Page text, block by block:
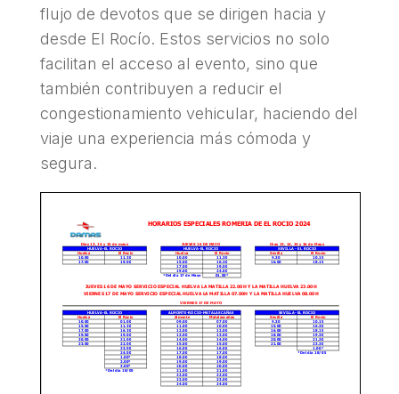
flujo de devotos que se dirigen hacia y
desde El Rocío. Estos servicios no solo
facilitan el acceso al evento, sino que
también contribuyen a reducir el
congestionamiento vehicular, haciendo del
viaje una experiencia más cómoda y
segura.